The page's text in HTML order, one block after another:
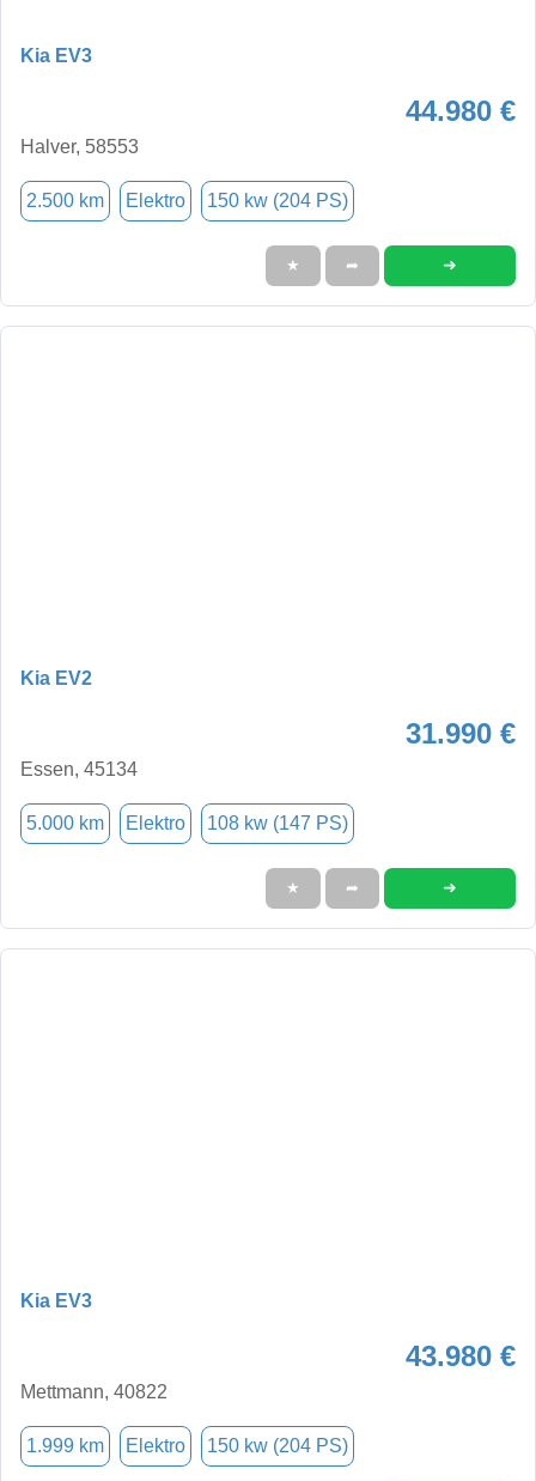
Kia EV3
44.980 €
Halver, 58553
2.500 km Elektro 150 kw (204 PS)
★ ➦ ➜
Kia EV2
31.990 €
Essen, 45134
5.000 km Elektro 108 kw (147 PS)
★ ➦ ➜
Kia EV3
43.980 €
Mettmann, 40822
1.999 km Elektro 150 kw (204 PS)